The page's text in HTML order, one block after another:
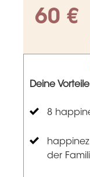
60 €
Deine Vorteile
8
der